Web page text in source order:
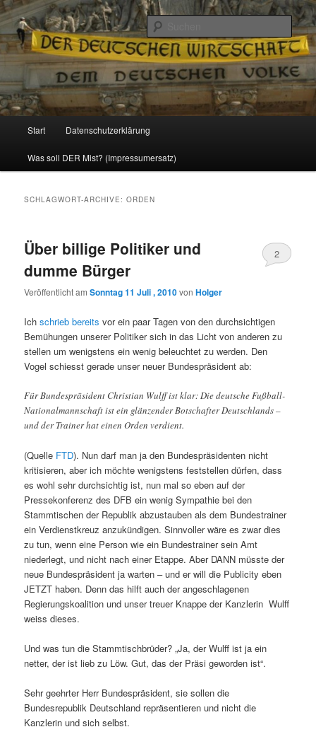
Reizzentrum
Politik, Wirtschaft, Soziales und Gesellschaft
Zum
Inhalt
Zum
sekundären
Start Datenschutzerklärung
Was soll DER Mist? (Impressumersatz)
SCHLAGWORT-ARCHIVE:ORDEN
Über billige Politiker und
dumme Bürger
Veröffentlicht amSonntag 11 Juli , 2010vonHolger
2
Ich schrieb bereits vor ein paar Tagen von den durchsichtigen
Bemühungen unserer Politiker sich in das Licht von anderen zu
stellen um wenigstens ein wenig beleuchtet zu werden. Den
Vogel schiesst gerade unser neuer Bundespräsident ab:
Für Bundespräsident Christian Wulff ist klar: Die deutsche Fußball-
Nationalmannschaft ist ein glänzender Botschafter Deutschlands –
und der Trainer hat einen Orden verdient.
(Quelle FTD). Nun darf man ja den Bundespräsidenten nicht
kritisieren, aber ich möchte wenigstens feststellen dürfen, dass
es wohl sehr durchsichtig ist, nun mal so eben auf der
Pressekonferenz des DFB ein wenig Sympathie bei den
Stammtischen der Republik abzustauben als dem Bundestrainer
ein Verdienstkreuz anzukündigen. Sinnvoller wäre es zwar dies
zu tun, wenn eine Person wie ein Bundestrainer sein Amt
niederlegt, und nicht nach einer Etappe. Aber DANN müsste der
neue Bundespräsident ja warten – und er will die Publicity eben
JETZT haben. Denn das hilft auch der angeschlagenen
Regierungskoalition und unser treuer Knappe der Kanzlerin Wulff
weiss dieses.
Und was tun die Stammtischbrüder? „Ja, der Wulff ist ja ein
netter, der ist lieb zu Löw. Gut, das der Präsi geworden ist“.
Sehr geehrter Herr Bundespräsident, sie sollen die
Bundesrepublik Deutschland repräsentieren und nicht die
Kanzlerin und sich selbst.